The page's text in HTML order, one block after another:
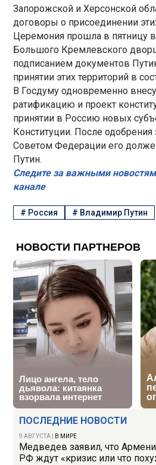
ПОСЛЕДНИЕ НОВОСТИ
9 АВГУСТА В МИРЕ
Медведев заявил, что
РФ ждут «кризис или что
Запорожской и Херсонской
договоры о присоединении
Церемония прошла в пятницу
Большого Кремлевского
подписанием документов
принятии этих территорий в
В Госдуму одновременно
ратификацию и проект
принятии в Россию новых
Конституции. После
Советом Федерации его
Путин.
Следите за важными
канале
# Россия # Владимир Путин